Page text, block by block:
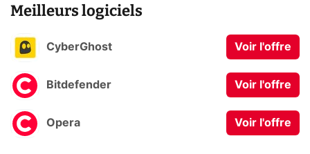
Meilleurs logiciels
CyberGhost Voir l'offre
Bitdefender Voir l'offre
Opera Voir l'offre